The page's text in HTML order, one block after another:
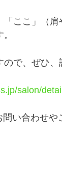
ここ」（
で、ぜひ、
salon/
い合わせ